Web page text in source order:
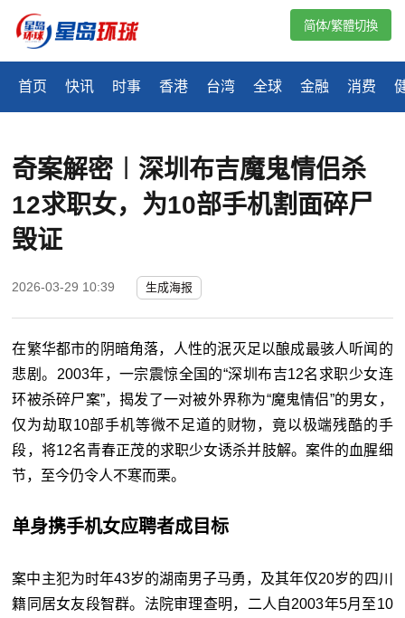
首页 快讯 时事 香港 台湾 全球 金融 消费
简体/繁體切換
奇案解密︱深圳布吉魔鬼情侣杀
12求职女，为10部手机割面碎尸
毁证
2026-03-29 10:39 生成海报
在繁华都市的阴暗角落，人性的泯灭足以酿成最骇人听闻的
悲剧。 2003年，一宗震惊全国的“深圳布吉12名求职少女连
环被杀碎尸案”，揭发了一对被外界称为“魔鬼情侣”的男女，
仅为劫取10部手机等微不足道的财物，竟以极端残酷的手
段，将12名青春正茂的求职少女诱杀并肢解。案件的血腥细
节，至今仍令人不寒而栗。
单身携手机女应聘者成目标
案中主犯为时年43岁的湖南男子马勇，及其年仅20岁的四川
籍同居女友段智群。法院审理查明，二人自2003年5月至10